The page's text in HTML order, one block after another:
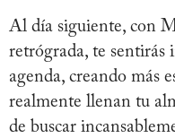
Al día siguiente, con
retrógrada, te sentirás
agenda, creando más
realmente llenan tu
de buscar